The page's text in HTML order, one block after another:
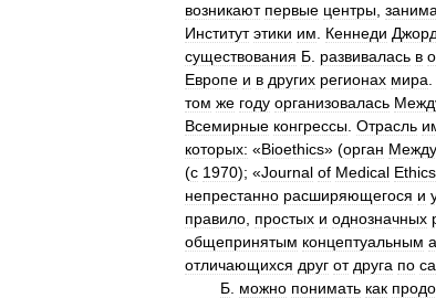
возникают первые центры
Институт этики им Кеннеди
существования Б развивалась в
Европе и в других регионах мира
том же году организовалась
Всемирные конгрессы Отрасль
которых: «Bioethics» (орган
(с 1970); «Journal of Medical Ethics
непрестанно расширяющегося и
правило простых и однозначных
общепринятым концептуальным
отличающихся друг от друга по
Б можно понимать как